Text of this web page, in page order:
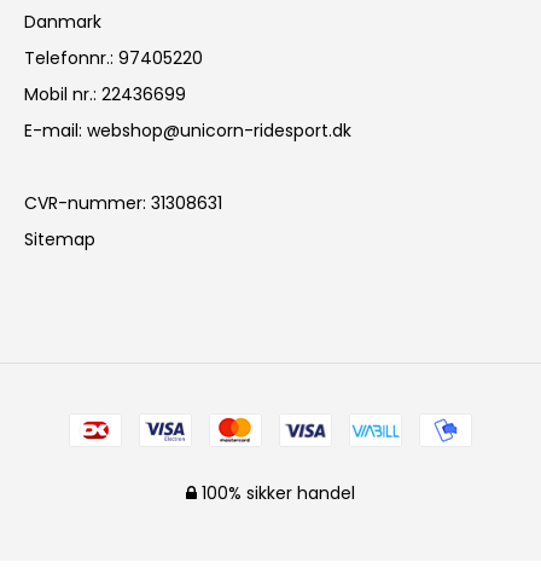
Danmark
Telefonnr.: 97405220
Mobil nr.: 22436699
E-mail: webshop@unicorn-ridesport.dk
CVR-nummer: 31308631
Sitemap
100% sikker handel